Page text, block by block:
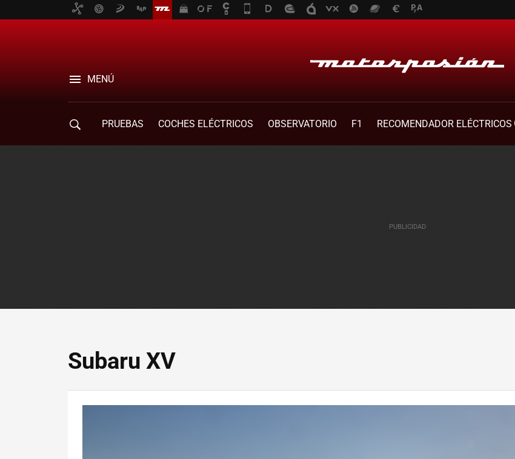
MENÚ
PRUEBAS COCHES ELÉCTRICOS OBSERVATORIO F1
RECOMENDADOR ELÉCTRICOS
Subaru XV